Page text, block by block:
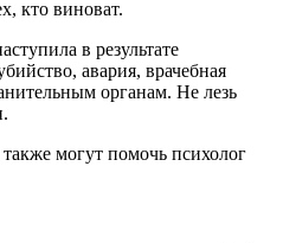
кто виноват.
в результате
авария, врачебная
органам. Не лезь
могут помочь психолог